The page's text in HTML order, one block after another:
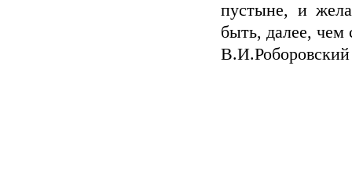
пустыне, и
быть, далее, чем
В.И.Роборовский